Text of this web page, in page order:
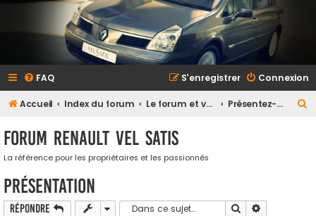
FAQ Connexion
S’enregistrer
Accueil Index du forum Le forum et vous Présentez-vous (et votre Vel Satis)
Forum Renault VEL SATIS
La référence pour les propriétaires et les passionnés
Présentation
Répondre Rechercher